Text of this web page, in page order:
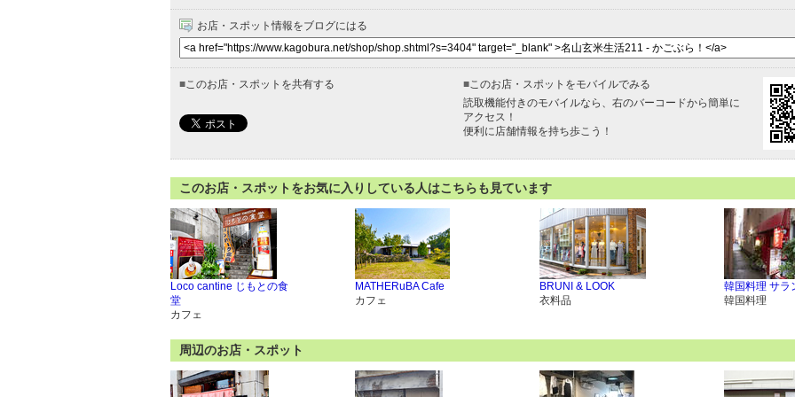
お店・スポット情報をブログにはる
■このお店・スポットを共有する ■このお店・スポットをモバイルでみる
読取機能付きのモバイルなら、右のバーコードから簡単に
アクセス！
便利に店舗情報を持ち歩こう！
このお店・スポットをお気に入りしている人はこちらも見ています
Loco cantine じもとの食
堂
カフェ
MATHERuBA Cafe
カフェ
BRUNI & LOOK
衣料品
韓国料理 サラ
韓国料理
周辺のお店・スポット